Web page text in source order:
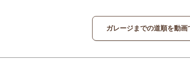
ガレージまでの道順を動画